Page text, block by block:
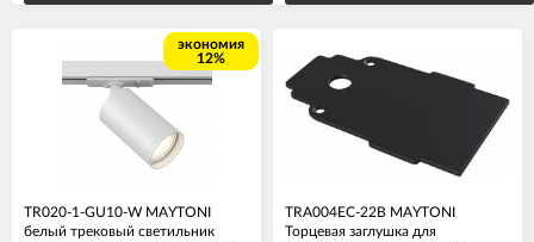
экономия
12%
TR020-1-GU10-W MAYTONI
белый трековый светильник
TRA004EC-22B MAYTONI
Торцевая заглушка для